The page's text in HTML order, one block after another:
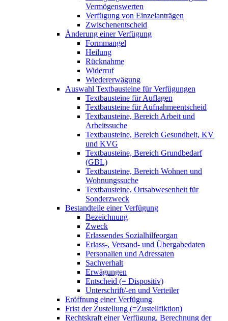
Vermögenswerten
Verfügung von Einzelanträgen
Zwischenentscheid
Änderung einer Verfügung
Formmangel
Heilung
Rücknahme
Widerruf
Wiedererwägung
Auswahl Textbausteine für Verfügungen
Textbausteine für Auflagen
Textbausteine für Aufnahmeentscheid
Textbausteine, Bereich Arbeit und
Arbeitssuche
Textbausteine, Bereich Gesundheit, KV
und KVG
Textbausteine, Bereich Grundbedarf
(GBL)
Textbausteine, Bereich Wohnen und
Wohnungssuche
Textbausteine, Ortsabwesenheit für
Sonderzweck
Bestandteile einer Verfügung
Bezeichnung
Zweck
Erlassendes Sozialhilfeorgan
Erlass-, Versand- und Übergabedaten
Personalien und Adressaten
Sachverhalt
Erwägungen
Entscheid (= Dispositiv)
Unterschrift/-en und Verteiler
Eröffnung einer Verfügung
Frist der Zustellung (=Zustellfiktion)
Rechtskraft einer Verfügung, Berechnung der